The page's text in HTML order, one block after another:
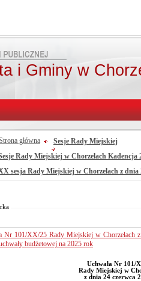
i Gminy w
główna
Sesje Rady Miejskiej
Rady Miejskiej w Chorzelach Kadencja
sesja Rady Miejskiej w Chorzelach z dnia
Nr 101/XX/25 Rady Miejskiej w Chorzelach
budżetowej na 2025 rok
Uchwała Nr 101/
Rady Miejskiej w
z dnia 24 czerwca